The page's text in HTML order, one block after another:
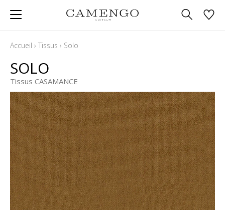
Accueil › Tissus › Solo
SOLO
Tissus CASAMANCE